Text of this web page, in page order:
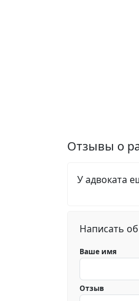
Отзывы о
У адвоката
Написать
Ваше имя
Отзыв